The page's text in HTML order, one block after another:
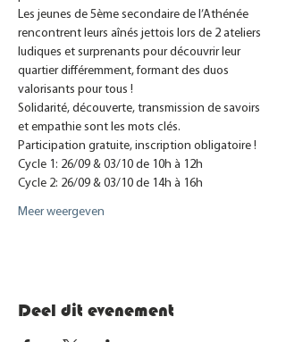
Les jeunes de 5ème secondaire de l’Athénée
rencontrent leurs aînés jettois lors de 2 ateliers
ludiques et surprenants pour découvrir leur
quartier différemment, formant des duos
valorisants pour tous !
Solidarité, découverte, transmission de savoirs
et empathie sont les mots clés.
Participation gratuite, inscription obligatoire !
Cycle 1: 26/09 & 03/10 de 10h à 12h
Cycle 2: 26/09 & 03/10 de 14h à 16h
Meer weergeven
Deel dit evenement